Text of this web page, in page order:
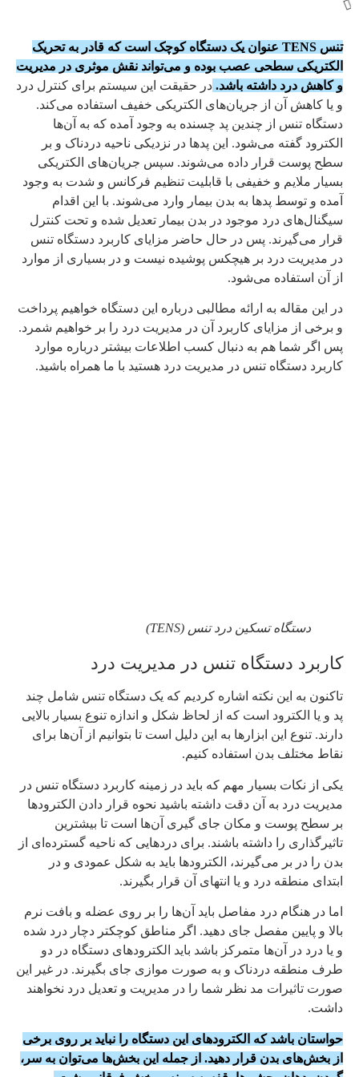
تنس TENS عنوان یک دستگاه کوچک است که قادر به تحریک
الکتریکی سطحی عصب بوده و می‌تواند نقش موثری در مدیریت
و کاهش درد داشته باشد.در حقیقت این سیستم برای کنترل درد
و یا کاهش آن از جریان‌های الکتریکی خفیف استفاده می‌کند.
دستگاه تنس از چندین پد چسنده به وجود آمده که به آن‌ها
الکترود گفته می‌شود. این پدها در نزدیکی ناحیه دردناک و بر
سطح پوست قرار داده می‌شوند. سپس جریان‌های الکتریکی
بسیار ملایم و خفیفی با قابلیت تنظیم فرکانس و شدت به وجود
آمده و توسط پدها به بدن بیمار وارد می‌شوند. با این اقدام
سیگنال‌های درد موجود در بدن بیمار تعدیل شده و تحت کنترل
قرار می‌گیرند. پس در حال حاضر مزایای کاربرد دستگاه تنس
در مدیریت درد بر هیچکس پوشیده نیست و در بسیاری از موارد
از آن استفاده می‌شود.
در این مقاله به ارائه مطالبی درباره این دستگاه خواهیم پرداخت
و برخی از مزایای کاربرد آن در مدیریت درد را بر خواهیم شمرد.
پس اگر شما هم به دنبال کسب اطلاعات بیشتر درباره موارد
کاربرد دستگاه تنس در مدیریت درد هستید با ما همراه باشید.
دستگاه تسکین درد تنس (TENS)
کاربرد دستگاه تنس در مدیریت درد
تاکنون به این نکته اشاره کردیم که یک دستگاه تنس شامل چند
پد و یا الکترود است که از لحاظ شکل و اندازه تنوع بسیار بالایی
دارند. تنوع این ابزارها به این دلیل است تا بتوانیم از آن‌ها برای
نقاط مختلف بدن استفاده کنیم.
یکی از نکات بسیار مهم که باید در زمینه کاربرد دستگاه تنس در
مدیریت درد به آن دقت داشته باشید نحوه قرار دادن الکترودها
بر سطح پوست و مکان جای گیری آن‌ها است تا بیشترین
تاثیرگذاری را داشته باشند. برای دردهایی که ناحیه گسترده‌ای از
بدن را در بر می‌گیرند، الکترودها باید به شکل عمودی و در
ابتدای منطقه درد و یا انتهای آن قرار بگیرند.
اما در هنگام درد مفاصل باید آن‌ها را بر روی عضله و بافت نرم
بالا و پایین مفصل جای دهید. اگر مناطق کوچکتر دچار درد شده
و یا درد در آن‌ها متمرکز باشد باید الکترودهای دستگاه در دو
طرف منطقه دردناک و به صورت موازی جای بگیرند. در غیر این
صورت تاثیرات مد نظر شما را در مدیریت و تعدیل درد نخواهند
داشت.
حواستان باشد که الکترودهای این دستگاه را نباید بر روی برخی
از بخش‌های بدن قرار دهید. از جمله این بخش‌ها می‌توان به سر،